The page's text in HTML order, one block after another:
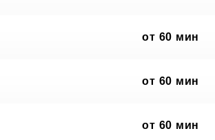
от 60 мин
от 60 мин
от 60 мин